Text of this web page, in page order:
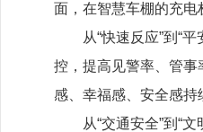
面，在智慧车棚的充电
从“快速反应”到“
控，提高见警率、管
感、幸福感、安全感持
从“交通安全”到“